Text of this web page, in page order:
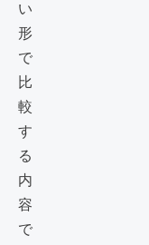
い
形
で
比
較
す
る
内
容
で